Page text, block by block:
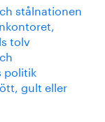
stålnationen
tolv
politik
gult eller